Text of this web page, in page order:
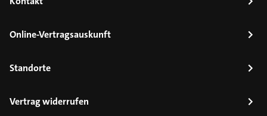
Online-Vertragsauskunft
Standorte
Vertrag widerrufen